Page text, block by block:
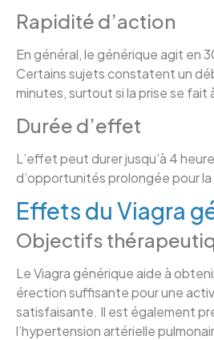
Rapidité d’action
En général, le générique agit en
Certains sujets constatent un
minutes, surtout si la prise se fait
Durée d’effet
L’effet peut durer jusqu’à 4
d’opportunités prolongée pour
Effets du Viagra
Objectifs
Le Viagra générique aide à
érection suffisante pour une
satisfaisante. Il est également
l’hypertension artérielle